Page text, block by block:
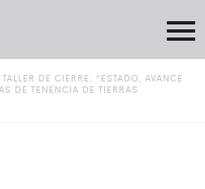
TALLER DE CIERRE: “ESTADO, AVANCE
DE TENENCIA DE TIERRAS